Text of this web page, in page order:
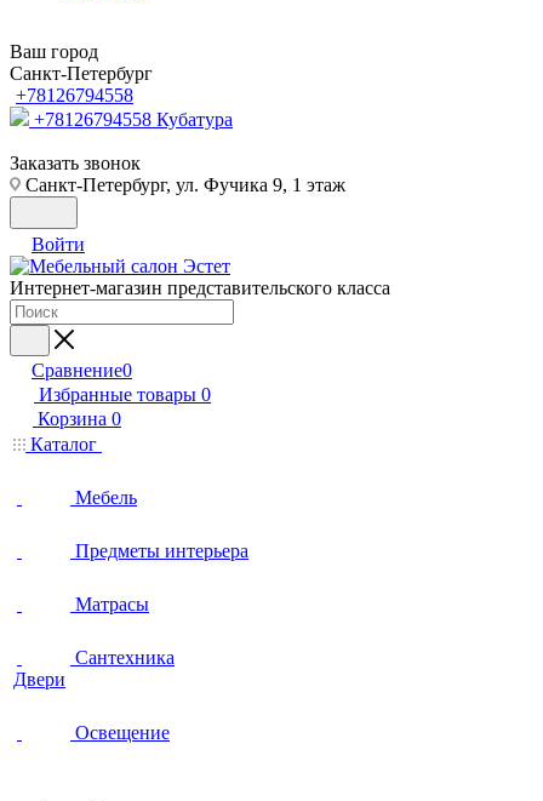
Ваш город
Санкт-Петербург
+78126794558
+78126794558 Кубатура
Заказать звонок
Санкт-Петербург, ул. Фучика 9, 1 этаж
Войти
Интернет-магазин представительского класса
Сравнение0
Избранные товары 0
Корзина 0
Каталог
Мебель
Предметы интерьера
Матрасы
Сантехника
Двери
Освещение